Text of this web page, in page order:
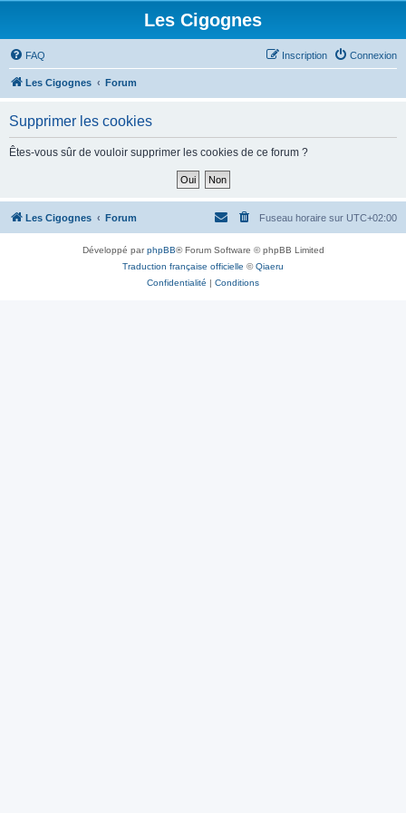
Les Cigognes
FAQ Connexion
Inscription
Les Cigognes Forum
Supprimer les cookies
Êtes-vous sûr de vouloir supprimer les cookies de ce forum ?
Les Cigognes Forum Fuseau horaire sur UTC+02:00
Développé parphpBB® Forum Software © phpBB Limited
Traduction française officielle ©Qiaeru
Confidentialité | Conditions